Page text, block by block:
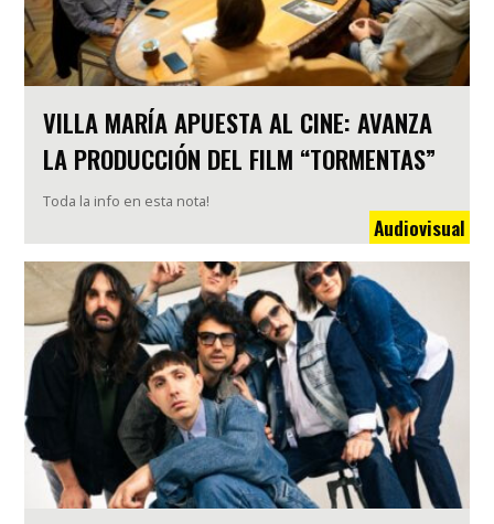
VILLA MARÍA APUESTA AL CINE: AVANZA
LA PRODUCCIÓN DEL FILM “TORMENTAS”
Toda la info en esta nota!
Audiovisual